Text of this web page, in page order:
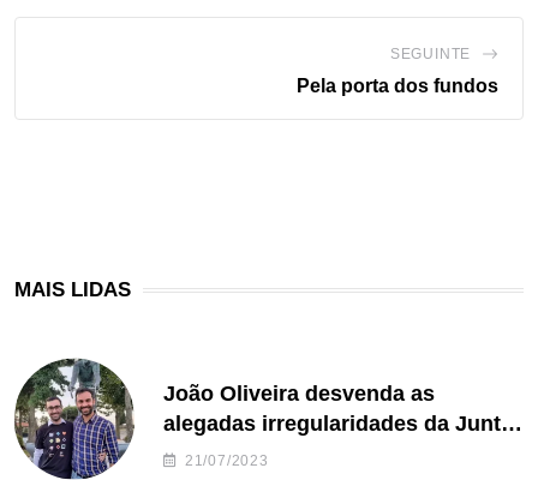
SEGUINTE
Pela porta dos fundos
MAIS LIDAS
João Oliveira desvenda as
alegadas irregularidades da Junta
de Freguesia S. João de Ver
21/07/2023